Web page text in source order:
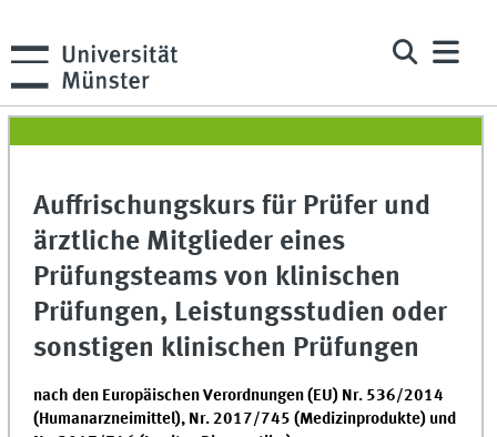
Auffrischungskurs für Prüfer und
ärztliche Mitglieder eines
Prüfungsteams von klinischen
Prüfungen, Leistungsstudien oder
sonstigen klinischen Prüfungen
nach den Europäischen Verordnungen (EU) Nr. 536/2014
(Humanarzneimittel), Nr. 2017/745 (Medizinprodukte) und